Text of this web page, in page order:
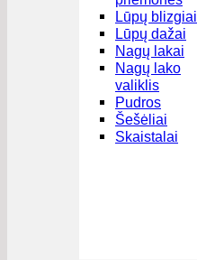
Lūpų blizgiai
Lūpų dažai
Nagų lakai
Nagų lako
valiklis
Pudros
Šešėliai
Skaistalai